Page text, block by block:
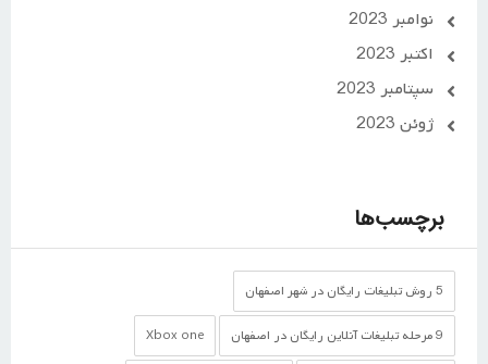
نوامبر 2023
اکتبر 2023
سپتامبر 2023
ژوئن 2023
برچسب‌ها
5 روش تبلیغات رایگان در شهر اصفهان
9 مرحله تبلیغات آنلاین رایگان در اصفهان Xbox one